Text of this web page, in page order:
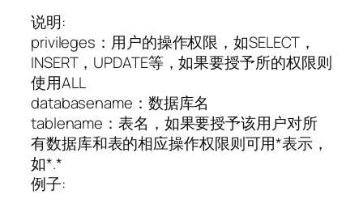
说明:
privileges：用户的操作权限，如SELECT，
INSERT，UPDATE等，如果要授予所的权限则
使用ALL
databasename：数据库名
tablename：表名，如果要授予该用户对所
有数据库和表的相应操作权限则可用*表示，
如*.*
例子: